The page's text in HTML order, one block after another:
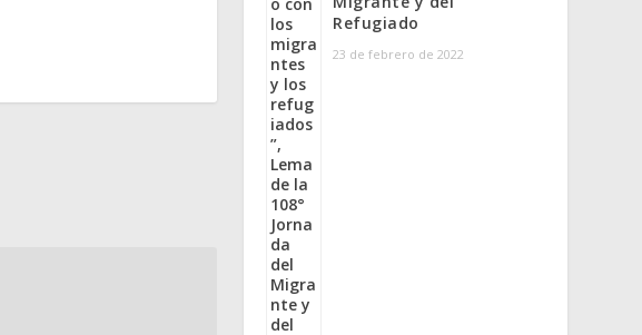
Refugiado
23 de febrero de 2022